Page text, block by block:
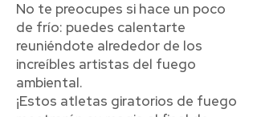
No te preocupes si hace un poco
de frío: puedes calentarte
reuniéndote alrededor de los
increíbles artistas del fuego
ambiental.
¡Estos atletas giratorios de fuego